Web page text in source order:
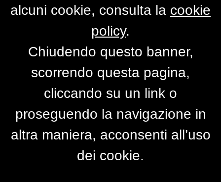
Foto Italia
alcuni cookie, consulta la cookie
policy.
Chiudendo questo banner,
scorrendo questa pagina,
cliccando su un link o
proseguendo la navigazione in
altra maniera, acconsenti all’uso
dei cookie.